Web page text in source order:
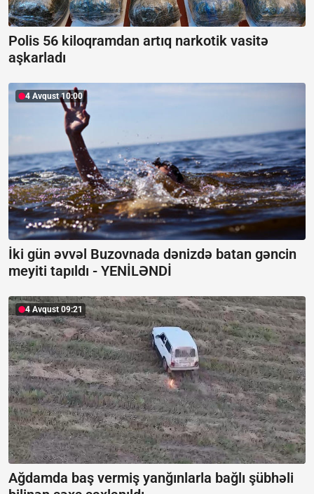
Polis 56 kiloqramdan artıq narkotik vasitə
aşkarladı
4 Avqust 10:00
İki gün əvvəl Buzovnada dənizdə batan gəncin
meyiti tapıldı - YENİLƏNDİ
4 Avqust 09:21
Ağdamda baş vermiş yanğınlarla bağlı şübhəli